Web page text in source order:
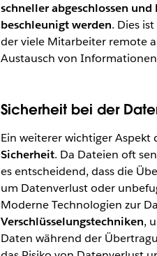
schneller abgeschlossen und
beschleunigt werden. Dies
der viele Mitarbeiter remote
Austausch von
Sicherheit bei der
Ein weiterer wichtiger
Sicherheit. Da Dateien oft
es entscheidend, dass die
um Datenverlust oder
Moderne Technologien zur
Verschlüsselungstechniken,
Daten während der